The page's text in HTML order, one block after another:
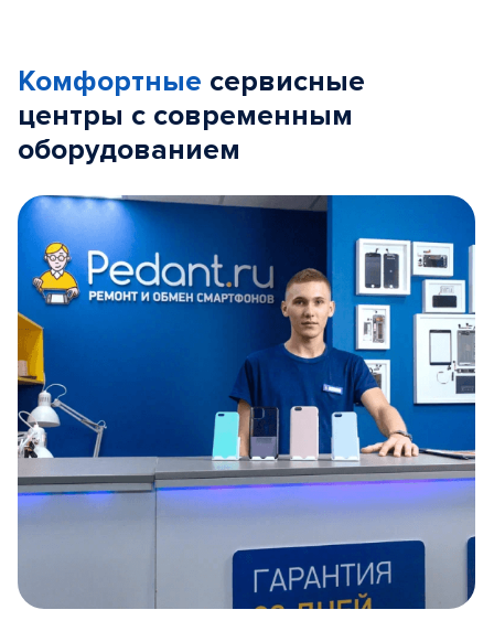
Комфортные сервисные
центры с современным
оборудованием